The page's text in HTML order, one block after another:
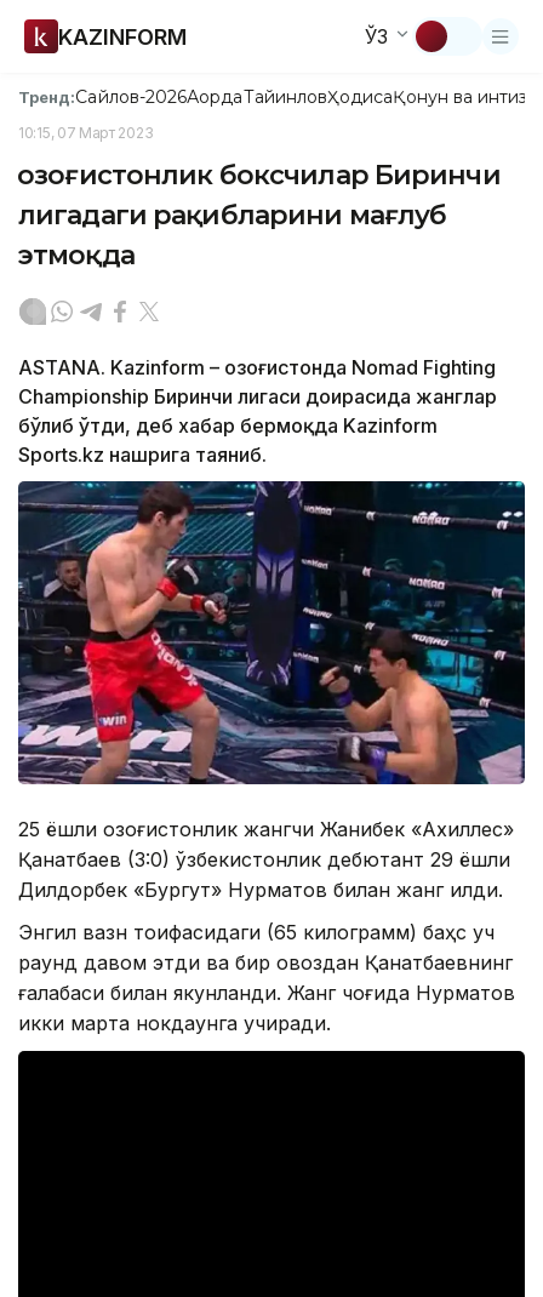
KAZINFORM ЎЗ
Тренд:Сайлов-2026АқордаТайинловҲодисаҚонун ва
10:15, 07 Март 2023
Қозоғистонлик боксчилар Биринчи
лигадаги рақибларини мағлуб
этмоқда
ASTANA. Kazinform – Қозоғистонда Nomad Fighting
Championship Биринчи лигаси доирасида жанглар
бўлиб ўтди, деб хабар бермоқда Kazinform
Sports.kz нашрига таяниб.
25 ёшли қозоғистонлик жангчи Жанибек «Ахиллес»
Қанатбаев (3:0) ўзбекистонлик дебютант 29 ёшли
Дилдорбек «Бургут» Нурматов билан жанг қилди.
Энгил вазн тоифасидаги (65 килограмм) баҳс уч
раунд давом этди ва бир овоздан Қанатбаевнинг
ғалабаси билан якунланди. Жанг чоғида Нурматов
икки марта нокдаунга учиради.